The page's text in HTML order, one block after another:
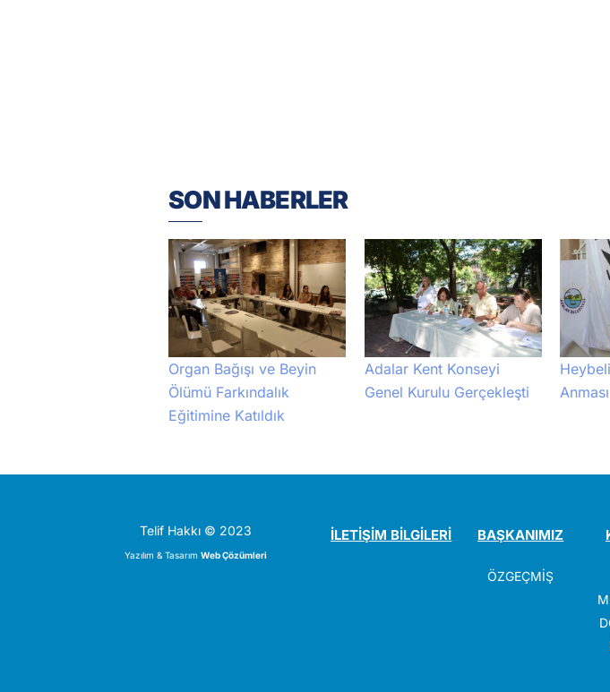
SON HABERLER
Organ Bağışı ve Beyin
Ölümü Farkındalık
Eğitimine Katıldık
Adalar Kent Konseyi
Genel Kurulu Gerçekleşti
Telif Hakkı © 2023
Yazılım & Tasarım Web Çözümleri
İLETİŞİM BİLGİLERİ BAŞKANIMIZ
ÖZGEÇMİŞ